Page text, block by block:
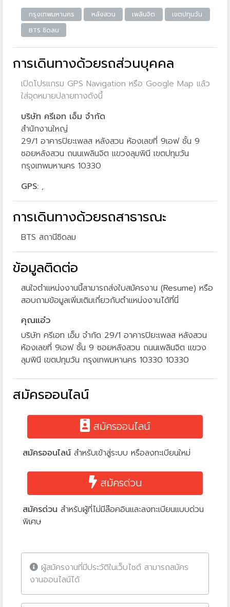
กรุงเทพมหานคร หลังสวน เพลินจิต
เขตปทุมวัน
BTS ชิดลม
การเดินทางด้วยรถส่วนบุคคล
เปิดโปรแกรม GPS Navigation หรือ Google Map แล้ว
ใส่จุดหมายปลายทางดังนี้
บริษัท ครีเอท เอ็ม จำกัด
สำนักงานใหญ่
29/1 อาคารปิยะเพลส หลังสวน ห้องเลขที่ 9เอฟ ชั้น 9
ซอยหลังสวน ถนนเพลินจิต แขวงลุมพินี เขตปทุมวัน
กรุงเทพมหานคร 10330
GPS: ,
การเดินทางด้วยรถสาธารณะ
BTS สถานีชิดลม
ข้อมูลติดต่อ
สนใจตำแหน่งงานนี้สามารถส่งใบสมัครงาน (Resume) หรือ
สอบถามข้อมูลเพิ่มเติมเกี่ยวกับตำแหน่งงานได้ที่นี่
คุณแอ๋ว
บริษัท ครีเอท เอ็ม จำกัด 29/1 อาคารปิยะเพลส หลังสวน
ห้องเลขที่ 9เอฟ ชั้น 9 ซอยหลังสวน ถนนเพลินจิต แขวง
ลุมพินี เขตปทุมวัน กรุงเทพมหานคร 10330 10330
สมัครออนไลน์
สมัครออนไลน์
สมัครออนไลน์ สำหรับเข้าสู่ระบบ หรือลงทะเบียนใหม่
สมัครด่วน
สมัครด่วน สำหรับผู้ที่ไม่มีล๊อคอินและลงทะเบียนแบบด่วน
พิเศษ
ผู้สมัครงานที่มีประวัติในเว็บไซต์ สามารถสมัคร
งานออนไลน์ได้